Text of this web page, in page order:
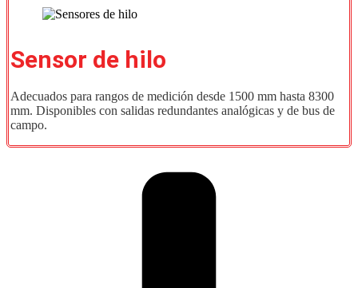
Sensor de hilo
Adecuados para rangos de medición desde 1500 mm hasta 8300
mm. Disponibles con salidas redundantes analógicas y de bus de
campo.